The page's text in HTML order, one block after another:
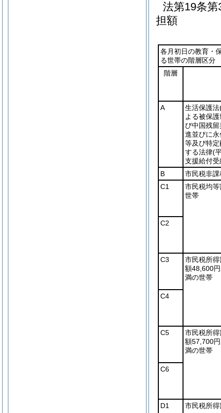
法第19条
担額
各月初日の教育・
る世帯の階層区分
階層
A 生活保護法
よる被保
び中国残
進並びに
等及び特
する法律(
支援給付受
B
市民税非課
C1
市民税均等
世帯
C2
C3
市民税所得
額48,600
満の世帯
C4
C5
市民税所得
額57,700
満の世帯
C6
D1 市民税所